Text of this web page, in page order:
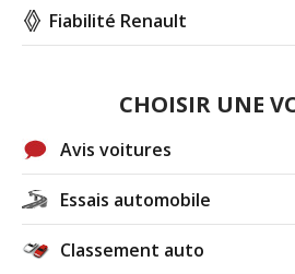
Fiabilité Renault
CHOISIR UNE
Avis voitures
Essais automobile
Classement auto